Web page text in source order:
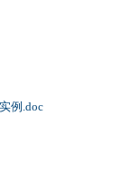
例.doc